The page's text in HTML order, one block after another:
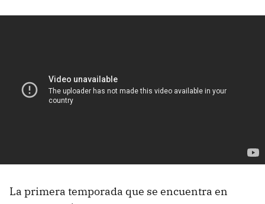
La primera temporada que se encuentra en